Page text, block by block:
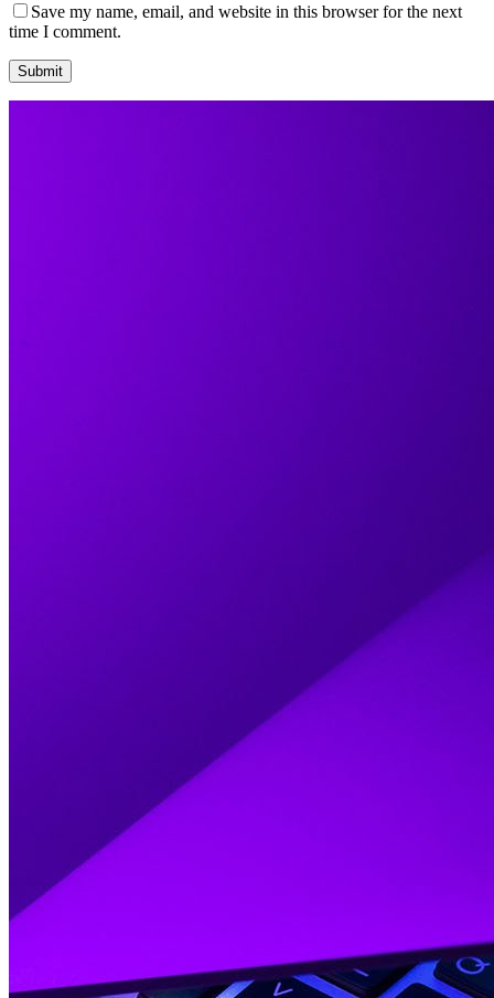
Save my name, email, and website in this browser for the next
time I comment.